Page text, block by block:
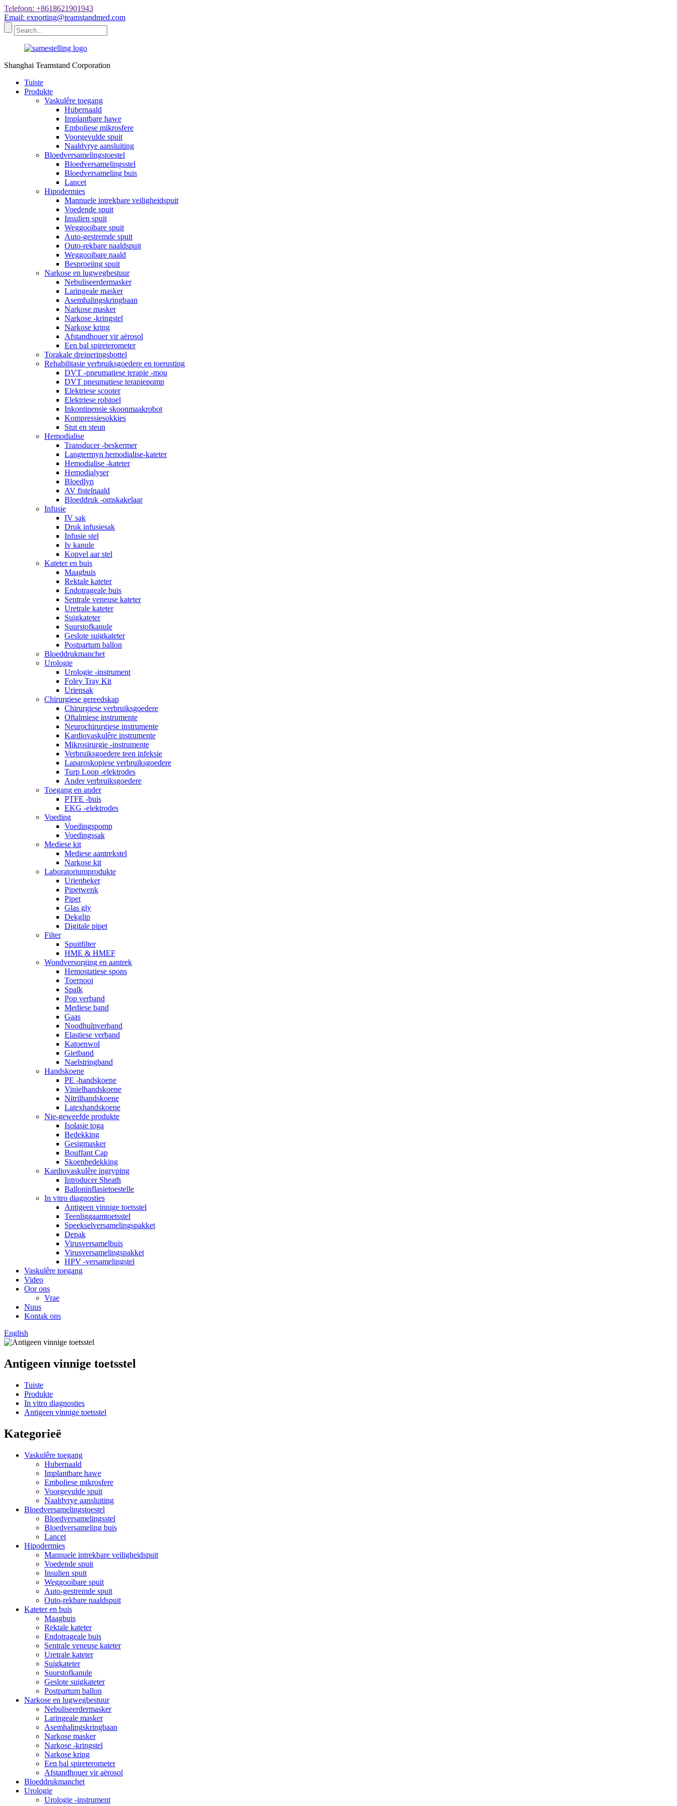
Telefoon: +8618621901943
Email: exporting@teamstandmed.com
Shanghai Teamstand Corporation
Tuiste
Produkte
Vaskulêre toegang
Hubernaald
Implantbare hawe
Emboliese mikrosfere
Voorgevulde spuit
Naaldvrye aansluiting
Bloedversamelingstoestel
Bloedversamelingsstel
Bloedversameling buis
Lancet
Hipodermies
Mannuele intrekbare veiligheidspuit
Voedende spuit
Insulien spuit
Weggooibare spuit
Auto-gestremde spuit
Outo-rekbare naaldspuit
Weggooibare naald
Besproeiing spuit
Narkose en lugwegbestuur
Nebuliseerdermasker
Laringeale masker
Asemhalingskringbaan
Narkose masker
Narkose -kringstel
Narkose kring
Afstandhouer vir aërosol
Een bal spireterometer
Torakale dreineringsbottel
Rehabilitasie verbruiksgoedere en toerusting
DVT -pneumatiese terapie -mou
DVT pneumatiese terapiepomp
Elektriese scooter
Elektriese rolstoel
Inkontinensie skoonmaakrobot
Kompressiesokkies
Stut en steun
Hemodialise
Transducer -beskermer
Langtermyn hemodialise-kateter
Hemodialise -kateter
Hemodialyser
Bloedlyn
AV fistelnaald
Bloeddruk -omskakelaar
Infusie
IV sak
Druk infusiesak
Infusie stel
Iv kanule
Kopvel aar stel
Kateter en buis
Maagbuis
Rektale kateter
Endotrageale buis
Sentrale veneuse kateter
Uretrale kateter
Suigkateter
Suurstofkanule
Geslote suigkateter
Postpartum ballon
Bloeddrukmanchet
Urologie
Urologie -instrument
Foley Tray Kit
Uriensak
Chirurgiese gereedskap
Chirurgiese verbruiksgoedere
Oftalmiese instrumente
Neurochirurgiese instrumente
Kardiovaskulêre instrumente
Mikrosirurgie -instrumente
Verbruiksgoedere teen infeksie
Laparoskopiese verbruiksgoedere
Turp Loop -elektrodes
Ander verbruiksgoedere
Toegang en ander
PTFE -buis
EKG -elektrodes
Voeding
Voedingspomp
Voedingssak
Mediese kit
Mediese aantrekstel
Narkose kit
Laboratoriumprodukte
Urienbeker
Pipetwenk
Pipet
Glas gly
Dekglip
Digitale pipet
Filter
Spuitfilter
HME & HMEF
Wondversorging en aantrek
Hemostatiese spons
Toernooi
Spalk
Pop verband
Mediese band
Gaas
Noodhulpverband
Elastiese verband
Katoenwol
Gietband
Naelstringband
Handskoene
PE -handskoene
Vinielhandskoene
Nitrilhandskoene
Latexhandskoene
Nie-geweefde produkte
Isolasie toga
Bedekking
Gesigmasker
Bouffant Cap
Skoenbedekking
Kardiovaskulêre ingryping
Introducer Sheath
Balloninflasietoestelle
In vitro diagnosties
Antigeen vinnige toetsstel
Teenliggaamtoetsstel
Speekselversamelingspakket
Depak
Virusversamelbuis
Virusversamelingspakket
HPV -versamelingstel
Vaskulêre toegang
Video
Oor ons
Vrae
Nuus
Kontak ons
English
Antigeen vinnige toetsstel
Tuiste
Produkte
In vitro diagnosties
Antigeen vinnige toetsstel
Kategorieë
Vaskulêre toegang
Hubernaald
Implantbare hawe
Emboliese mikrosfere
Voorgevulde spuit
Naaldvrye aansluiting
Bloedversamelingstoestel
Bloedversamelingsstel
Bloedversameling buis
Lancet
Hipodermies
Mannuele intrekbare veiligheidspuit
Voedende spuit
Insulien spuit
Weggooibare spuit
Auto-gestremde spuit
Outo-rekbare naaldspuit
Kateter en buis
Maagbuis
Rektale kateter
Endotrageale buis
Sentrale veneuse kateter
Uretrale kateter
Suigkateter
Suurstofkanule
Geslote suigkateter
Postpartum ballon
Narkose en lugwegbestuur
Nebuliseerdermasker
Laringeale masker
Asemhalingskringbaan
Narkose masker
Narkose -kringstel
Narkose kring
Een bal spireterometer
Afstandhouer vir aërosol
Bloeddrukmanchet
Urologie
Urologie -instrument